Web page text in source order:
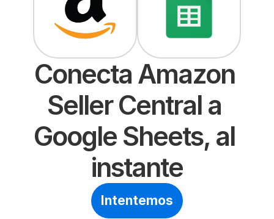
Conecta Amazon
Seller Central a
Google Sheets, al
instante
Intentemos